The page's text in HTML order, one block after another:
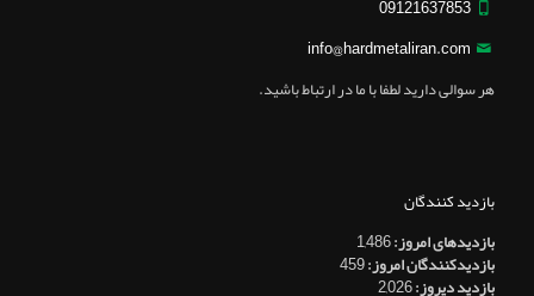
09121637853
info@hardmetaliran.com
هر سوالی دارید لطفا با ما در ارتباط باشید.
بازدید کنندگان
بازدیدهای امروز:1,486
بازدیدکنندگان امروز:459
بازدید دیروز:2,026